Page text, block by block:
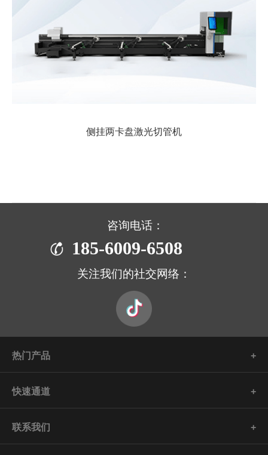
侧挂两卡盘激光切管机
关注我们的社交网络：
咨询电话：
185-6009-6508
热门产品
快速通道
联系我们